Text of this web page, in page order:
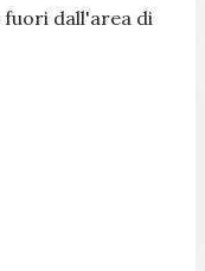
fuori dall'area di